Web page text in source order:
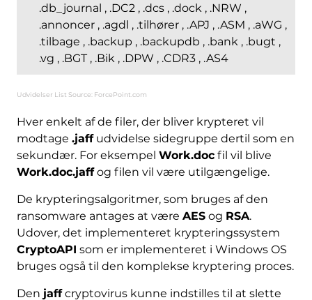
.db_journal , .DC2 , .dcs , .dock , .NRW ,
.annoncer , .agdl , .tilhører , .APJ , .ASM , .aWG ,
.tilbage , .backup , .backupdb , .bank , .bugt ,
.vg , .BGT , .Bik , .DPW , .CDR3 , .AS4
Udvidelser List Source: ForcePoint.com
Hver enkelt af de filer, der bliver krypteret vil
modtage .jaffudvidelse sidegruppe dertil som en
sekundær. For eksempel Work.docfil vil blive
Work.doc.jaffog filen vil være utilgængelige.
De krypteringsalgoritmer, som bruges af den
ransomware antages at være AESog RSA.
Udover, det implementeret krypteringssystem
CryptoAPI som er implementeret i Windows OS
bruges også til den komplekse kryptering proces.
Den jaffcryptovirus kunne indstilles til at slette
Hent
Værktøj til fjernelse af
malware